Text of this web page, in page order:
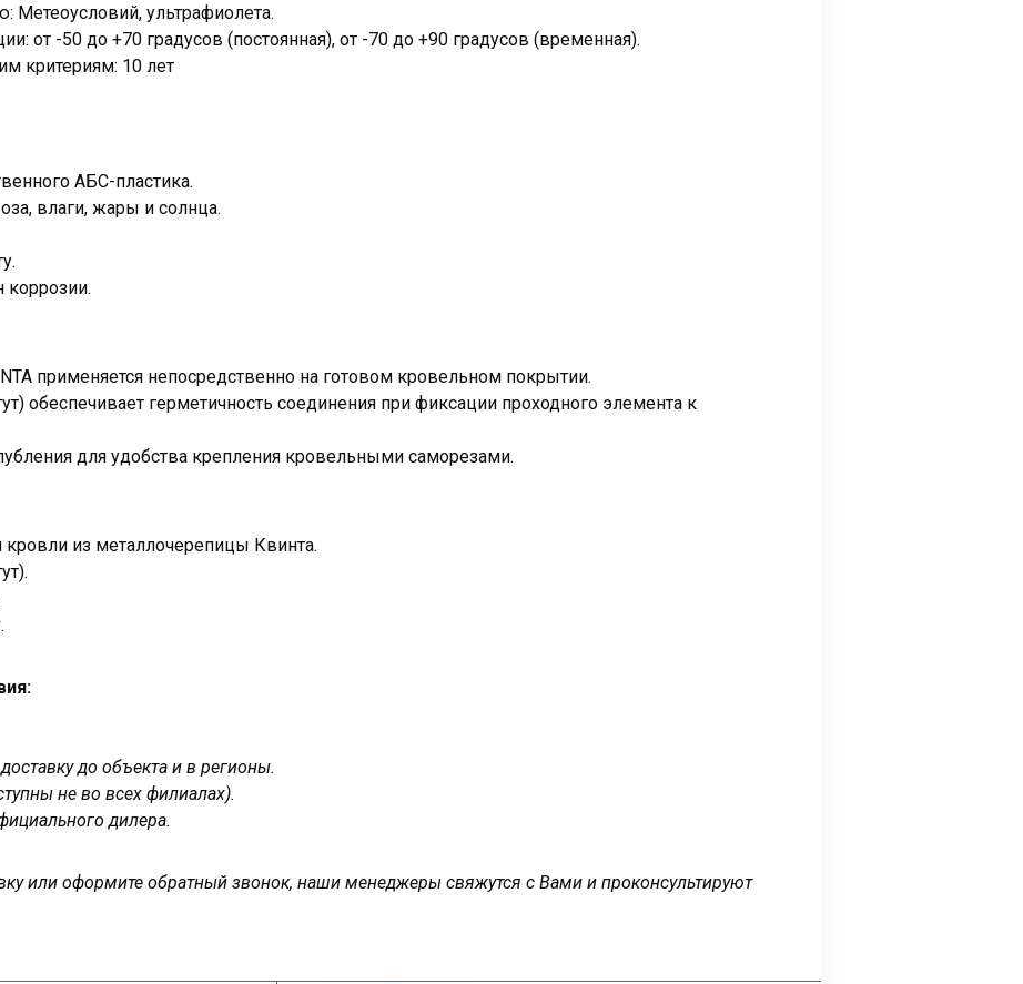
Метеоусловий, ультрафиолета.
от -50 до +70 градусов (постоянная), от -70 до +90 градусов (временная).
критериям: 10 лет
АБС-пластика.
влаги, жары и солнца.
коррозии.
применяется непосредственно на готовом кровельном покрытии.
обеспечивает герметичность соединения при фиксации проходного элемента к
для удобства крепления кровельными саморезами.
из металлочерепицы Квинта.
до объекта и в регионы.
не во всех филиалах).
дилера.
или оформите обратный звонок, наши менеджеры свяжутся с Вами и проконсультируют